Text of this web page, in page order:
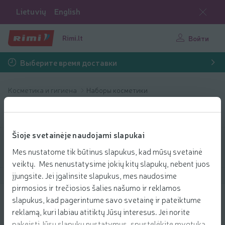
Šioje svetainėje naudojami slapukai
Mes nustatome tik būtinus slapukus, kad mūsų svetainė
veiktų. Mes nenustatysime jokių kitų slapukų, nebent juos
įjungsite. Jei įgalinsite slapukus, mes naudosime
pirmosios ir trečiosios šalies našumo ir reklamos
slapukus, kad pagerintume savo svetainę ir pateiktume
reklamą, kuri labiau atitiktų Jūsų interesus. Jei norite
Lietuvių English
Rimi.lt Войти
Выберите время доставки
Косметика и гигиена Наборы косметики
Наборы косметики
Фильтровать продукты
Показать продукты 40 Сортировать
Lūpų dažai MARTINE. UNICORN
CUTTON CANDY, 4 g